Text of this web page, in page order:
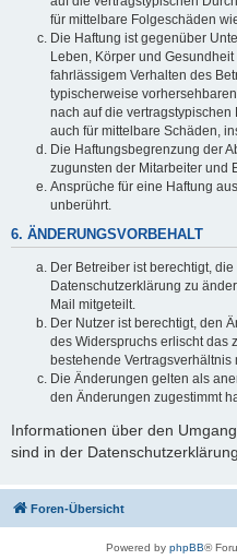
für mittelbare Folgeschäden
Die Haftung ist gegenüber
Leben, Körper und
fahrlässigem Verhalten des
typischerweise
nach auf die
auch für mittelbare Schäden,
Die Haftungsbegrenzung der
zugunsten der Mitarbeiter und
Ansprüche für eine Haftung
unberührt.
6. ÄNDERUNGSVORBEHALT
Der Betreiber ist berechtigt,
Datenschutzerklärung zu
Mail mitgeteilt.
Der Nutzer ist berechtigt, den
des Widerspruchs erlischt das
bestehende Vertragsverhältnis
Die Änderungen gelten als
den Änderungen zugestimmt
Informationen über den
sind in der
Foren-Übersicht
Powered by phpBB®